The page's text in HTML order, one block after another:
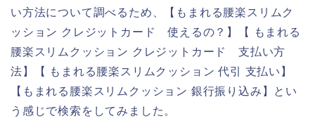
い方法について調べるため、【もまれる腰楽スリムク
ッション クレジットカード 使えるの？】【 もまれる
腰楽スリムクッション クレジットカード 支払い方
法】【 もまれる腰楽スリムクッション 代引 支払い】
【もまれる腰楽スリムクッション 銀行振り込み】とい
う感じで検索をしてみました。